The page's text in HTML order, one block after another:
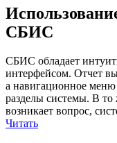
СБИС
СБИС обладает
интерфейсом. Отчет
а навигационное
разделы системы. В то
возникает вопрос,
Читать